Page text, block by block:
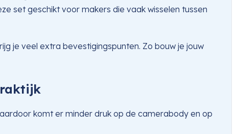
set geschikt voor makers die vaak wisselen tussen
je veel extra bevestigingspunten. Zo bouw je jouw
komt er minder druk op de camerabody en op